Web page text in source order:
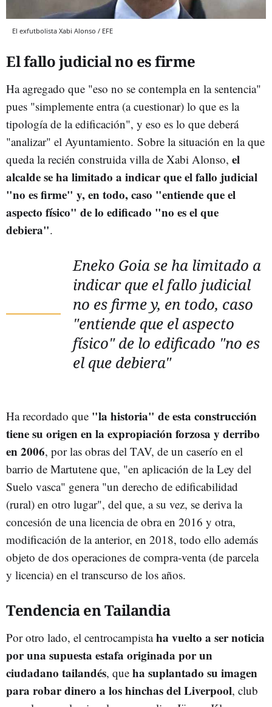
El exfutbolista Xabi Alonso / EFE
El fallo judicial no es firme
Ha agregado que "eso no se contempla en la sentencia"
pues "simplemente entra (a cuestionar) lo que es la
tipología de la edificación", y eso es lo que deberá
"analizar" el Ayuntamiento. Sobre la situación en la que
queda la recién construida villa de Xabi Alonso, el
alcalde se ha limitado a indicar que el fallo judicial
"no es firme" y, en todo, caso "entiende que el
aspecto físico" de lo edificado "no es el que
debiera".
Eneko Goia se ha limitado a
indicar que el fallo judicial
no es firme y, en todo, caso
"entiende que el aspecto
físico" de lo edificado "no es
el que debiera"
Ha recordado que "la historia" de esta construcción
tiene su origen en la expropiación forzosa y derribo
en 2006, por las obras del TAV, de un caserío en el
barrio de Martutene que, "en aplicación de la Ley del
Suelo vasca" genera "un derecho de edificabilidad
(rural) en otro lugar", del que, a su vez, se deriva la
concesión de una licencia de obra en 2016 y otra,
modificación de la anterior, en 2018, todo ello además
objeto de dos operaciones de compra-venta (de parcela
y licencia) en el transcurso de los años.
Tendencia en Tailandia
Por otro lado, el centrocampistaha vuelto a ser noticia
por una supuesta estafa originada por un
ciudadano tailandés, que ha suplantado su imagen
para robar dinero a los hinchas del Liverpool, club